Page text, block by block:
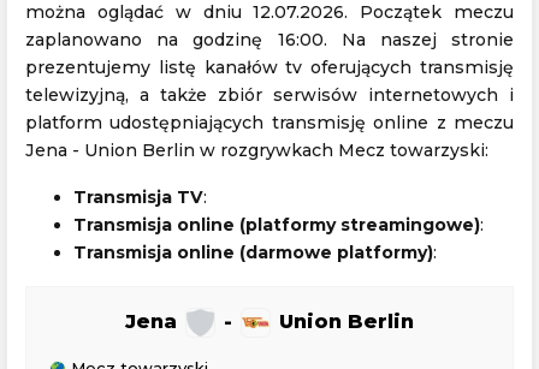
można oglądać w dniu 12.07.2026. Początek meczu
zaplanowano na godzinę 16:00. Na naszej stronie
prezentujemy listę kanałów tv oferujących transmisję
telewizyjną, a także zbiór serwisów internetowych i
platform udostępniających transmisję online z meczu
Jena - Union Berlin w rozgrywkach Mecz towarzyski:
Transmisja TV:
Transmisja online (platformy streamingowe):
Transmisja online (darmowe platformy):
Jena - Union Berlin